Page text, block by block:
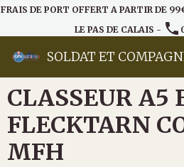
FRAIS DE PORT OFFERT A PARTIR DE
LE PAS DE CALAIS -
SOLDAT ET
CLASSEUR A5
FLECKTARN
MFH